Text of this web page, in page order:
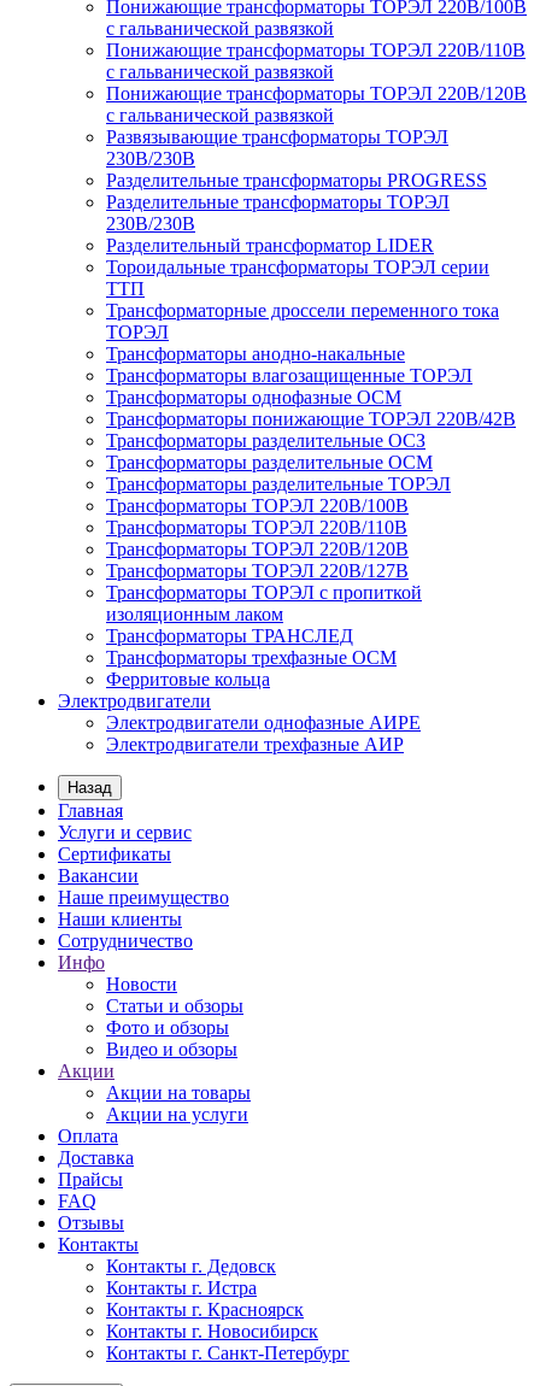
Понижающие трансформаторы ТОРЭЛ 220В/100В
с гальванической развязкой
Понижающие трансформаторы ТОРЭЛ 220В/110В
с гальванической развязкой
Понижающие трансформаторы ТОРЭЛ 220В/120В
с гальванической развязкой
Развязывающие трансформаторы ТОРЭЛ
230В/230В
Разделительные трансформаторы PROGRESS
Разделительные трансформаторы ТОРЭЛ
230В/230В
Разделительный трансформатор LIDER
Тороидальные трансформаторы ТОРЭЛ серии
ТТП
Трансформаторные дроссели переменного тока
ТОРЭЛ
Трансформаторы анодно-накальные
Трансформаторы влагозащищенные ТОРЭЛ
Трансформаторы однофазные ОСМ
Трансформаторы понижающие ТОРЭЛ 220В/42В
Трансформаторы разделительные ОСЗ
Трансформаторы разделительные ОСМ
Трансформаторы разделительные ТОРЭЛ
Трансформаторы ТОРЭЛ 220В/100В
Трансформаторы ТОРЭЛ 220В/110В
Трансформаторы ТОРЭЛ 220В/120В
Трансформаторы ТОРЭЛ 220В/127В
Трансформаторы ТОРЭЛ с пропиткой
изоляционным лаком
Трансформаторы ТРАНСЛЕД
Трансформаторы трехфазные ОСМ
Ферритовые кольца
Электродвигатели
Электродвигатели однофазные АИРЕ
Электродвигатели трехфазные АИР
Назад
Главная
Услуги и сервис
Сертификаты
Вакансии
Наше преимущество
Наши клиенты
Сотрудничество
Инфо
Новости
Статьи и обзоры
Фото и обзоры
Видео и обзоры
Акции
Акции на товары
Акции на услуги
Оплата
Доставка
Прайсы
FAQ
Отзывы
Контакты
Контакты г. Дедовск
Контакты г. Истра
Контакты г. Красноярск
Контакты г. Новосибирск
Контакты г. Санкт-Петербург